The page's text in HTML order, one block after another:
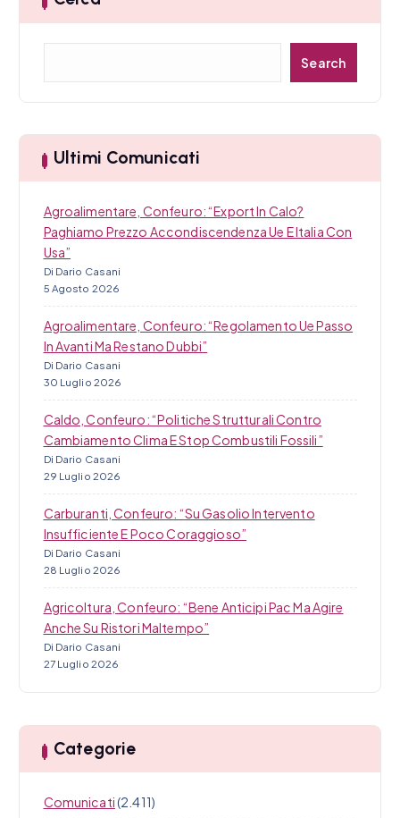
i
l
i
a
Search
Ultimi Comunicati
Agroalimentare, Confeuro: “Export In Calo?
Paghiamo Prezzo Accondiscendenza Ue E Italia Con
Usa”
Di Dario Casani
5 Agosto 2026
Agroalimentare, Confeuro: “Regolamento Ue Passo
In Avanti Ma Restano Dubbi”
Di Dario Casani
30 Luglio 2026
Caldo, Confeuro: “Politiche Strutturali Contro
Cambiamento Clima E Stop Combustili Fossili”
Di Dario Casani
29 Luglio 2026
Carburanti, Confeuro: “Su Gasolio Intervento
Insufficiente E Poco Coraggioso”
Di Dario Casani
28 Luglio 2026
Agricoltura, Confeuro: “Bene Anticipi Pac Ma Agire
Anche Su Ristori Maltempo”
Di Dario Casani
27 Luglio 2026
Categorie
Comunicati(2.411)